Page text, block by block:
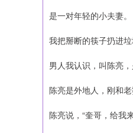
是一对年轻的小夫妻。
我把掰断的筷子扔进
男人我认识，叫陈亮
陈亮是外地人，刚和
陈亮说，“奎哥，给我